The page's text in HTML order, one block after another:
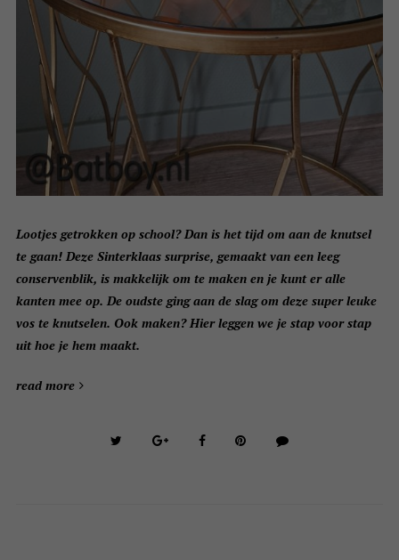
Lootjes getrokken op school? Dan is het tijd om aan de knutsel
te gaan! Deze Sinterklaas surprise, gemaakt van een leeg
conservenblik, is makkelijk om te maken en je kunt er alle
kanten mee op. De oudste ging aan de slag om deze super leuke
vos te knutselen. Ook maken? Hier leggen we je stap voor stap
uit hoe je hem maakt.
read more